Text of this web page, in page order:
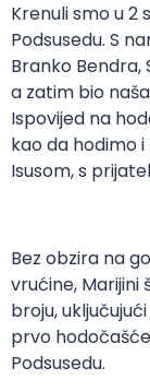
Krenuli smo u
Podsusedu. S
Branko Bendra,
a zatim bio
Ispovijed na
kao da hodimo
Isusom, s
Bez obzira na
vrućine, Marijini
broju,
prvo
Podsusedu.